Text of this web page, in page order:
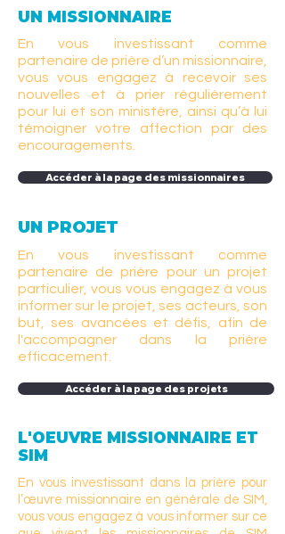
UN MISSIONNAIRE
En vous investissant comme
partenaire de prière d’un missionnaire,
vous vous engagez à recevoir ses
nouvelles et à prier régulièrement
pour lui et son ministère, ainsi qu’à lui
témoigner votre affection par des
encouragements.
Accéder à la page des missionnaires
UN PROJET
En vous investissant comme
partenaire de prière pour un projet
particulier, vous vous engagez à vous
informer sur le projet, ses acteurs, son
but, ses avancées et défis, afin de
l'accompagner dans la prière
efficacement.
Accéder à la page des projets
L'OEUVRE MISSIONNAIRE ET
SIM
En vous investissant dans la prière pour
l’œuvre missionnaire en générale de SIM,
vous vous engagez à vous informer sur ce